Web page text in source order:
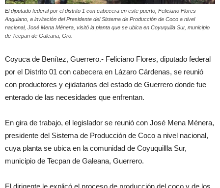
El diputado federal por el distrito 1 con cabecera en este puerto, Feliciano Flores
Anguiano, a invitación del Presidente del Sistema de Producción de Coco a nivel
nacional, José Mena Ménera, visitó la planta que se ubica en Coyuquilla Sur, municipio
de Tecpan de Galeana, Gro.
Coyuca de Benítez, Guerrero.- Feliciano Flores, diputado federal
por el Distrito 01 con cabecera en Lázaro Cárdenas, se reunió
con productores y ejidatarios del estado de Guerrero donde fue
enterado de las necesidades que enfrentan.
En gira de trabajo, el legislador se reunió con José Mena Ménera,
presidente del Sistema de Producción de Coco a nivel nacional,
cuya planta se ubica en la comunidad de Coyuquillla Sur,
municipio de Tecpan de Galeana, Guerrero.
El dirigente le explicó el proceso de producción del coco y de los